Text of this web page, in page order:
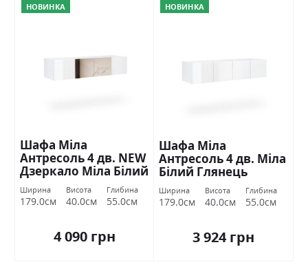
НОВИНКА
Шафа Міла
Антресоль 4 дв. NEW
Дзеркало Міла Білий
Глянець Міромарк
Ширина
179.0см
Висота
40.0см
Глибина
55.0см
4 090 грн
НОВИНКА
Шафа Міла
Антресоль 4 дв. Міла
Білий Глянець
Міромарк
Ширина
179.0см
Висота
40.0см
Глибина
55.0см
3 924 грн